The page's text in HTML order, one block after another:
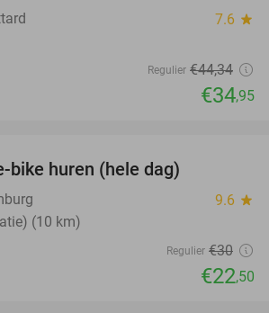
7.6 star
Regulier €44,34
€34,95
bike huren (hele dag)
9.6 star
(10 km)
Regulier €30
€22,50